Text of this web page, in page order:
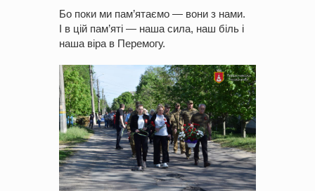
Бо поки ми пам’ятаємо — вони з нами.
І в цій пам’яті — наша сила, наш біль і
наша віра в Перемогу.